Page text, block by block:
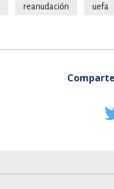
reanudación uefa